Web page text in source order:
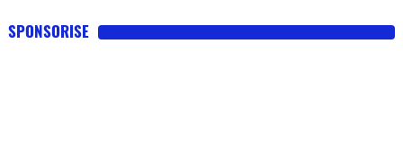
SPONSORISE